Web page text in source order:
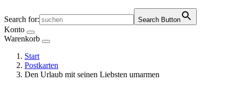
Search for: Search Button
Konto
Warenkorb
Start
Postkarten
Den Urlaub mit seinen Liebsten umarmen